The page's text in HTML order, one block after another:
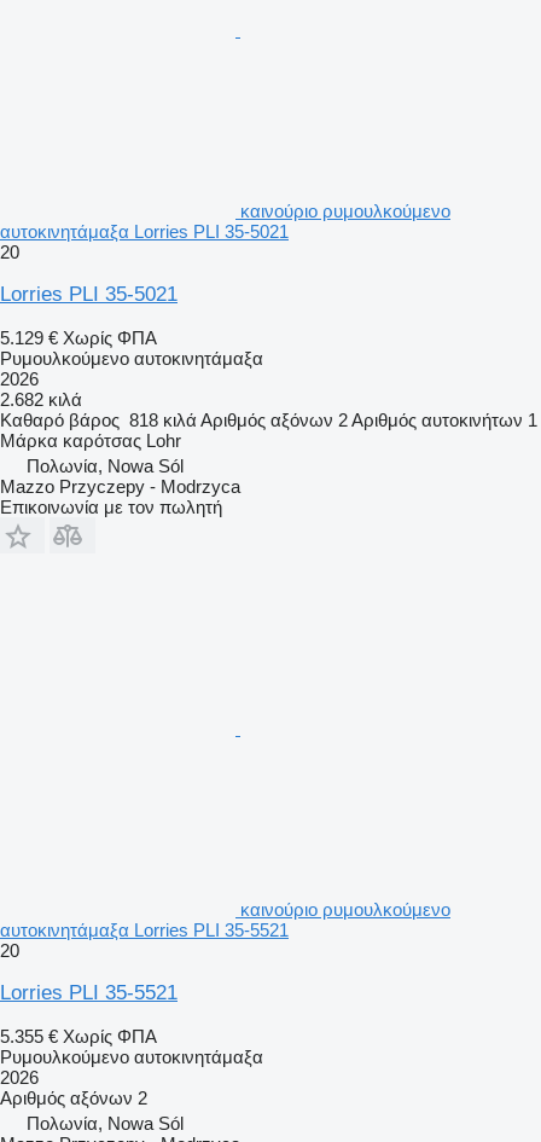
καινούριο ρυμουλκούμενο
αυτοκινητάμαξα Lorries PLI 35-5021
20
Lorries PLI 35-5021
5.129 € Χωρίς ΦΠΑ
Ρυμουλκούμενο αυτοκινητάμαξα
2026
2.682 κιλά
Καθαρό βάρος 818 κιλά Αριθμός αξόνων 2Αριθμός αυτοκινήτων 1
Μάρκα καρότσας Lohr
Πολωνία, Nowa Sól
Mazzo Przyczepy - Modrzyca
Επικοινωνία με τον πωλητή
καινούριο ρυμουλκούμενο
αυτοκινητάμαξα Lorries PLI 35-5521
20
Lorries PLI 35-5521
5.355 € Χωρίς ΦΠΑ
Ρυμουλκούμενο αυτοκινητάμαξα
2026
Αριθμός αξόνων 2
Πολωνία, Nowa Sól